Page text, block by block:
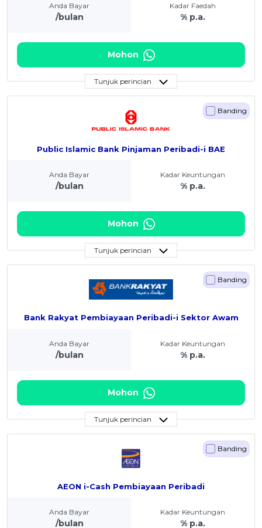
Anda Bayar
/bulan
Kadar Faedah
% p.a.
Mohon
Tunjuk perincian
Public Islamic Bank Pinjaman Peribadi-i BAE
Banding
Anda Bayar
/bulan
Kadar Keuntungan
% p.a.
Mohon
Tunjuk perincian
Bank Rakyat Pembiayaan Peribadi-i Sektor Awam
Banding
Anda Bayar
/bulan
Kadar Keuntungan
% p.a.
Mohon
Tunjuk perincian
AEON i-Cash Pembiayaan Peribadi
Banding
Anda Bayar
/bulan
Kadar Keuntungan
% p.a.